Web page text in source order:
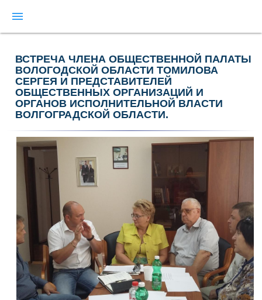
menu
ВСТРЕЧА ЧЛЕНА ОБЩЕСТВЕННОЙ ПАЛАТЫ
ВОЛОГОДСКОЙ ОБЛАСТИ ТОМИЛОВА
СЕРГЕЯ И ПРЕДСТАВИТЕЛЕЙ
ОБЩЕСТВЕННЫХ ОРГАНИЗАЦИЙ И
ОРГАНОВ ИСПОЛНИТЕЛЬНОЙ ВЛАСТИ
ВОЛГОГРАДСКОЙ ОБЛАСТИ.